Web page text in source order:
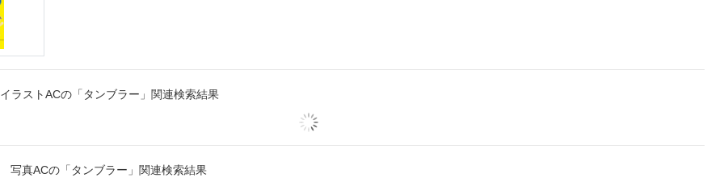
イラストACの「タンブラー」関連検索結果
写真ACの「タンブラー」関連検索結果